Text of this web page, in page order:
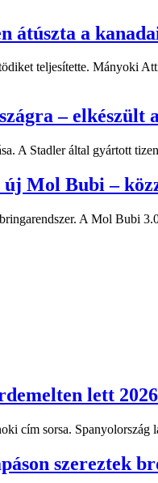
átúszta a
teljesítette. Mányoki
– elkészült
A Stadler által gyártott
Mol Bubi –
A Mol Bubi
lett
cím sorsa.
szereztek